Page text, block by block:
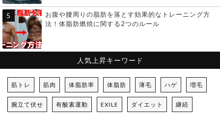
お腹や腰周りの脂肪を落とす効果的なトレーニング方
法！体脂肪燃焼に関する2つのルール
人気上昇キーワード
筋トレ 筋肉 体脂肪率 体脂肪 薄毛 ハゲ 増毛
腕立て伏せ 有酸素運動 EXILE ダイエット 継続